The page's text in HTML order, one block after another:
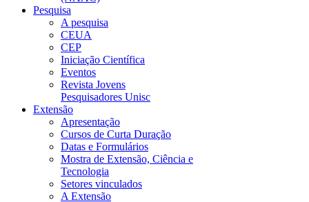
Pesquisa
A pesquisa
CEUA
CEP
Iniciação Científica
Eventos
Revista Jovens
Pesquisadores Unisc
Extensão
Apresentação
Cursos de Curta Duração
Datas e Formulários
Mostra de Extensão, Ciência e
Tecnologia
Setores vinculados
A Extensão